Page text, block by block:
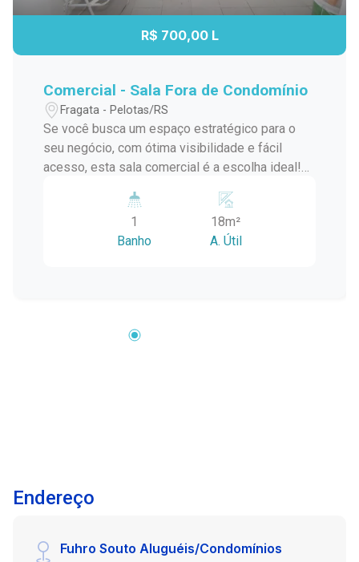
R$ 700,00 L
Comercial - Sala Fora de Condomínio
Fragata - Pelotas/RS
Se você busca um espaço estratégico para o
seu negócio, com ótima visibilidade e fácil
acesso, esta sala comercial é a escolha ideal!
coração do Fragata, fica em uma esquina
privilegiada, próxima à Vida Farmácias e à
Panificadora da Família ? uma região com
bem distribuídos, com fácil adaptação conforme
região, proporcionando conveniência para
clientes e colaboradores. Aproveite esta
ponto de alto potencial! Agende sua visita e
1
Banho
18m²
A. Útil
Endereço
Fuhro Souto Aluguéis/Condomínios